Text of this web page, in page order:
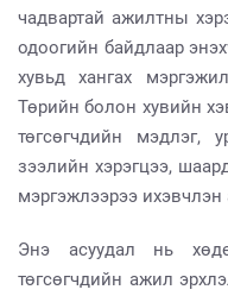
чадвартай ажилтны
одоогийн байдлаар
хувьд хангах
Төрийн болон хувийн
төгсөгчдийн мэдлэг,
зээлийн хэрэгцээ,
мэргэжлээрээ
Энэ асуудал нь
төгсөгчдийн ажил